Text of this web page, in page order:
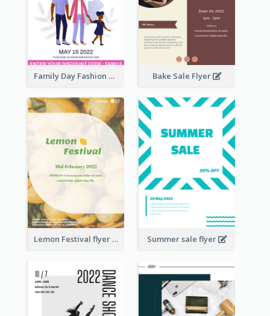
Family Day Fashion Sales Flyer Bake Sale Flyer
Lemon Festival flyer Summer sale flyer